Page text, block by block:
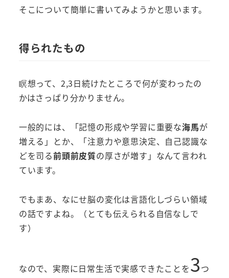
そこについて簡単に書いてみようかと思います。
得られたもの
瞑想って、2,3日続けたところで何が変わったの
かはさっぱり分かりません。
一般的には、「記憶の形成や学習に重要な海馬が
増える」とか、「注意力や意思決定、自己認識な
どを司る前頭前皮質の厚さが増す」なんて言われ
ています。
でもまあ、なにせ脳の変化は言語化しづらい領域
の話ですよね。（とても伝えられる自信なしで
す）
なので、実際に日常生活で実感できたことを3つ